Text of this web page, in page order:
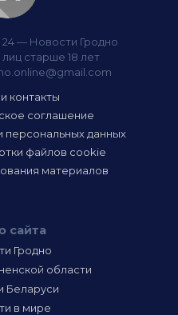
24 — Новости Гродно
старше 18 лет
контакты
соглашение
персональных данных
файлов cookie
материалов
сайта
Гродно
области
Беларуси
в мире